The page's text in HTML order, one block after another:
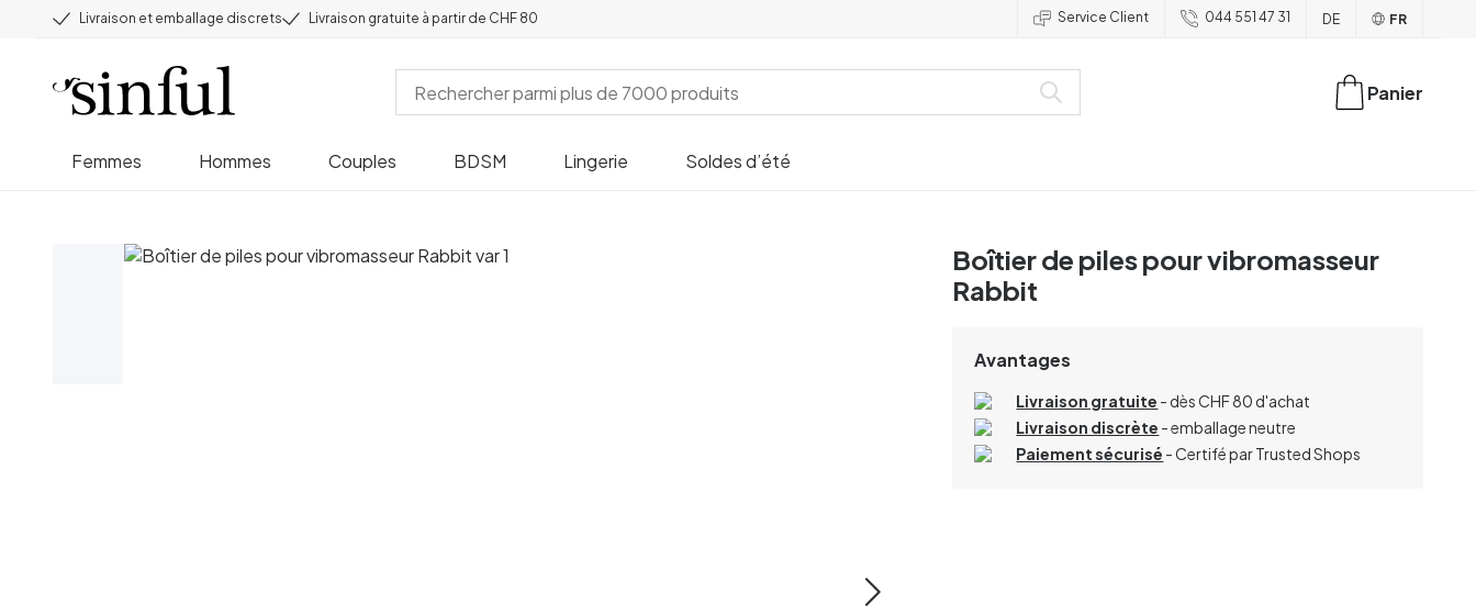
Livraison et emballage discrets Livraison gratuite à partir de CHF 80 Service Client 044 551 47 31 DE FR
Femmes Hommes Couples BDSM Lingerie Soldes d’été
Panier
Boîtier de piles pour vibromasseur
Rabbit
Avantages
Livraison gratuite - dès CHF 80 d'achat
Livraison discrète - emballage neutre
Paiement sécurisé - Certifé par Trusted Shops